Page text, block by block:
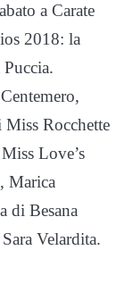
a Carate
2018: la
Miss Rocchette
Love’s
Marica
di Besana
Velardita.